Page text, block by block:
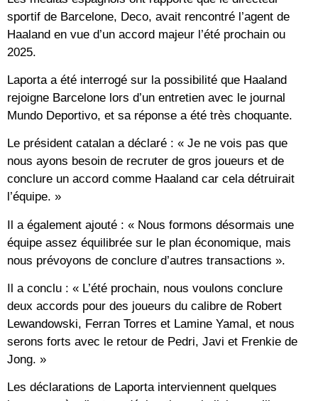
sportif de Barcelone, Deco, avait rencontré l’agent de
Haaland en vue d’un accord majeur l’été prochain ou
2025.
Laporta a été interrogé sur la possibilité que Haaland
rejoigne Barcelone lors d’un entretien avec le journal
Mundo Deportivo, et sa réponse a été très choquante.
Le président catalan a déclaré : « Je ne vois pas que
nous ayons besoin de recruter de gros joueurs et de
conclure un accord comme Haaland car cela détruirait
l’équipe. »
Il a également ajouté : « Nous formons désormais une
équipe assez équilibrée sur le plan économique, mais
nous prévoyons de conclure d’autres transactions ».
Il a conclu : « L’été prochain, nous voulons conclure
deux accords pour des joueurs du calibre de Robert
Lewandowski, Ferran Torres et Lamine Yamal, et nous
serons forts avec le retour de Pedri, Javi et Frenkie de
Jong. »
Les déclarations de Laporta interviennent quelques